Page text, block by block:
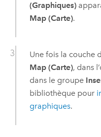
(Graphiques)
Map (Carte).
Une fois la couche
Map (Carte), dans
dans le groupe
bibliothèque pour
graphiques.